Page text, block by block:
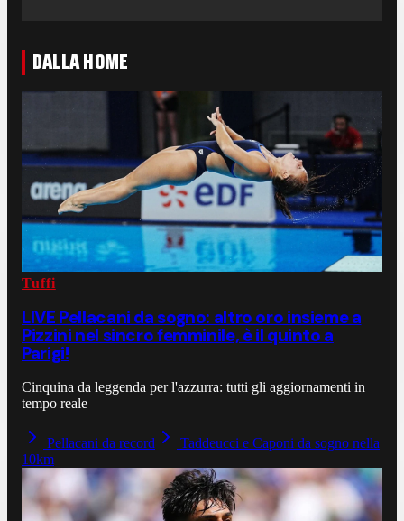
DALLA HOME
Tuffi
LIVE Pellacani da sogno: altro oro insieme a
Pizzini nel sincro femminile, è il quinto a
Parigi!
Cinquina da leggenda per l'azzurra: tutti gli aggiornamenti in
tempo reale
Pellacani da record
Taddeucci e Caponi da sogno nella
10km